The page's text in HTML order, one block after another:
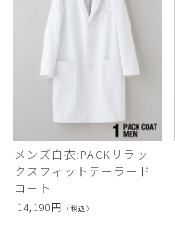
メンズ白衣:PACKリラッ
クスフィットテーラード
コート
14,190円 （税込）